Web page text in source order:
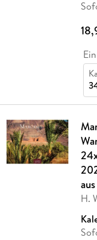
H.